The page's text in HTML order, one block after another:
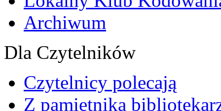
Archiwum
Dla Czytelników
Czytelnicy polecają
Z pamiętnika